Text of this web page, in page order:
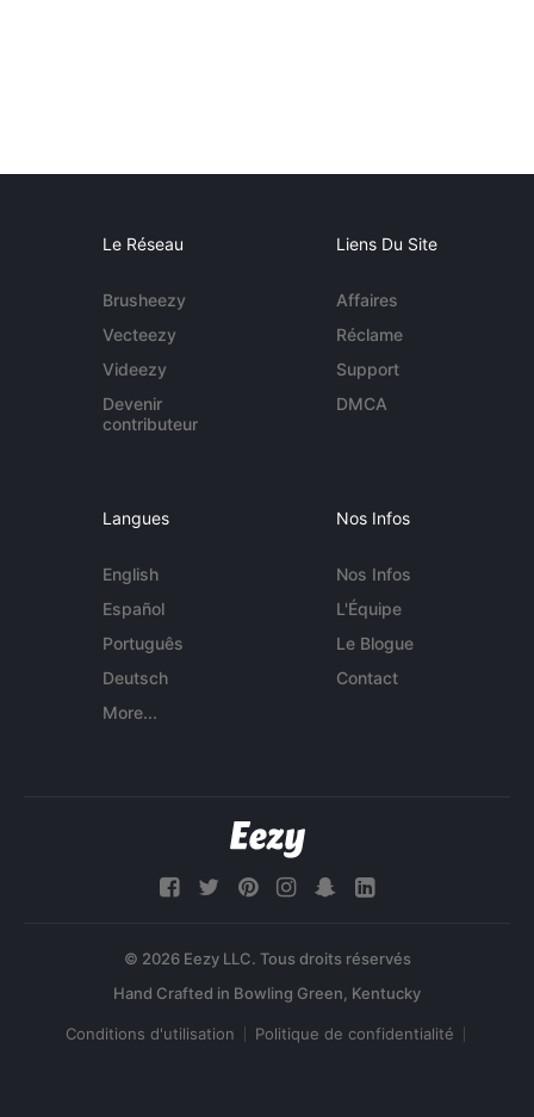
Le Réseau
Brusheezy
Vecteezy
Videezy
Devenir
contributeur
Liens Du Site
Affaires
Réclame
Support
DMCA
Langues
English
Español
Português
Deutsch
More...
Nos Infos
Nos Infos
L'Équipe
Le Blogue
Contact
© 2026 Eezy LLC. Tous droits réservés
Conditions d'utilisation Politique de confidentialité